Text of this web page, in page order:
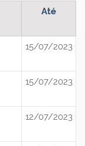
Até
15/07/2023
15/07/2023
12/07/2023